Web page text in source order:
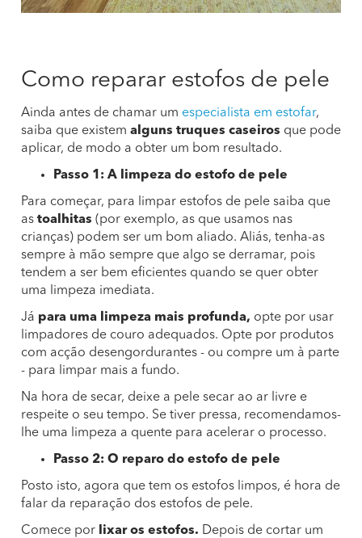
Como reparar estofos de pele
Ainda antes de chamar um especialista em estofar,
saiba que existem alguns truques caseiros que pode
aplicar, de modo a obter um bom resultado.
Passo 1: A limpeza do estofo de pele
Para começar, para limpar estofos de pele saiba que
as toalhitas (por exemplo, as que usamos nas
crianças) podem ser um bom aliado. Aliás, tenha-as
sempre à mão sempre que algo se derramar, pois
tendem a ser bem eficientes quando se quer obter
uma limpeza imediata.
Já para uma limpeza mais profunda, opte por usar
limpadores de couro adequados. Opte por produtos
com acção desengordurantes - ou compre um à parte
- para limpar mais a fundo.
Na hora de secar, deixe a pele secar ao ar livre e
respeite o seu tempo. Se tiver pressa, recomendamos-
lhe uma limpeza a quente para acelerar o processo.
Passo 2: O reparo do estofo de pele
Posto isto, agora que tem os estofos limpos, é hora de
falar da reparação dos estofos de pele.
Comece por lixar os estofos. Depois de cortar um